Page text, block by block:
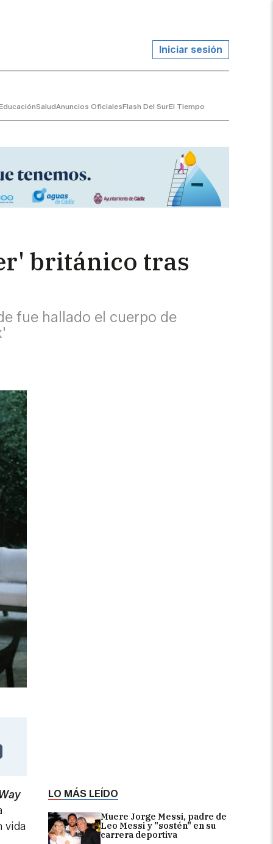
Iniciar sesión
SaludAnuncios OficialesFlash Del SurEl Tiempo
británico tras
fue hallado el cuerpo de
LO MÁS LEÍDO
Muere Jorge Messi, padre de
Leo Messi y "sostén" en su
carrera deportiva
vida